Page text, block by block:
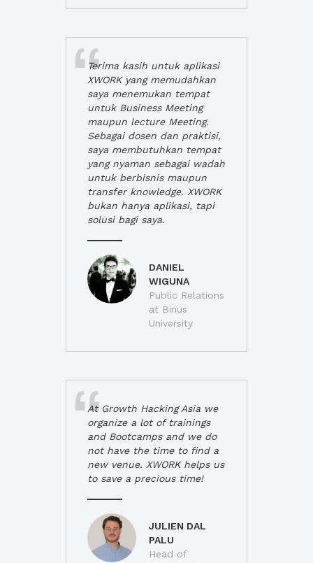
Terima kasih untuk aplikasi
XWORK yang memudahkan
saya menemukan tempat
untuk Business Meeting
maupun lecture Meeting.
Sebagai dosen dan praktisi,
saya membutuhkan tempat
yang nyaman sebagai wadah
untuk berbisnis maupun
transfer knowledge. XWORK
bukan hanya aplikasi, tapi
solusi bagi saya.
DANIEL
WIGUNA
Public Relations
at Binus
University
At Growth Hacking Asia we
organize a lot of trainings
and Bootcamps and we do
not have the time to find a
new venue. XWORK helps us
to save a precious time!
JULIEN DAL
PALU
Head of